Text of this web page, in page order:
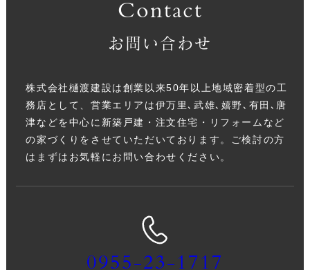
Contact
お問い合わせ
株式会社樋渡建設は創業以来50年以上地域密着型の工
務店として、営業エリアは伊万里､武雄､嬉野､有田､唐
津などを中心に新築戸建・注文住宅・リフォームなど
の家づくりをさせていただいております。ご検討の方
はまずはお気軽にお問い合わせください。
0955-23-1717